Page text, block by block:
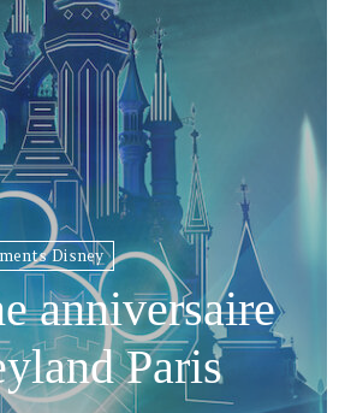
Disney
anniversaire
Paris